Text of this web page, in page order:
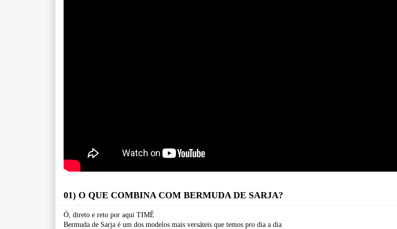
01) O QUE COMBINA COM BERMUDA DE SARJA?
Ó, direto e reto por aqui TIMÊ
Bermuda de Sarja é um dos modelos mais versáteis que temos pro dia a dia